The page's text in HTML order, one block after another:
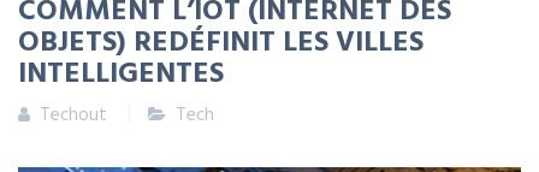
OBJETS) REDÉFINIT LES VILLES
INTELLIGENTES
Techout Tech